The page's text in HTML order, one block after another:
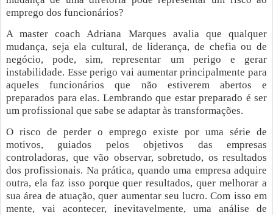
emprego dos funcionários?
A master coach Adriana Marques avalia que qualquer
mudança, seja ela cultural, de liderança, de chefia ou de
negócio, pode, sim, representar um perigo e gerar
instabilidade. Esse perigo vai aumentar principalmente para
aqueles funcionários que não estiverem abertos e
preparados para elas. Lembrando que estar preparado é ser
um profissional que sabe se adaptar às transformações.
O risco de perder o emprego existe por uma série de
motivos, guiados pelos objetivos das empresas
controladoras, que vão observar, sobretudo, os resultados
dos profissionais. Na prática, quando uma empresa adquire
outra, ela faz isso porque quer resultados, quer melhorar a
sua área de atuação, quer aumentar seu lucro. Com isso em
mente, vai acontecer, inevitavelmente, uma análise de